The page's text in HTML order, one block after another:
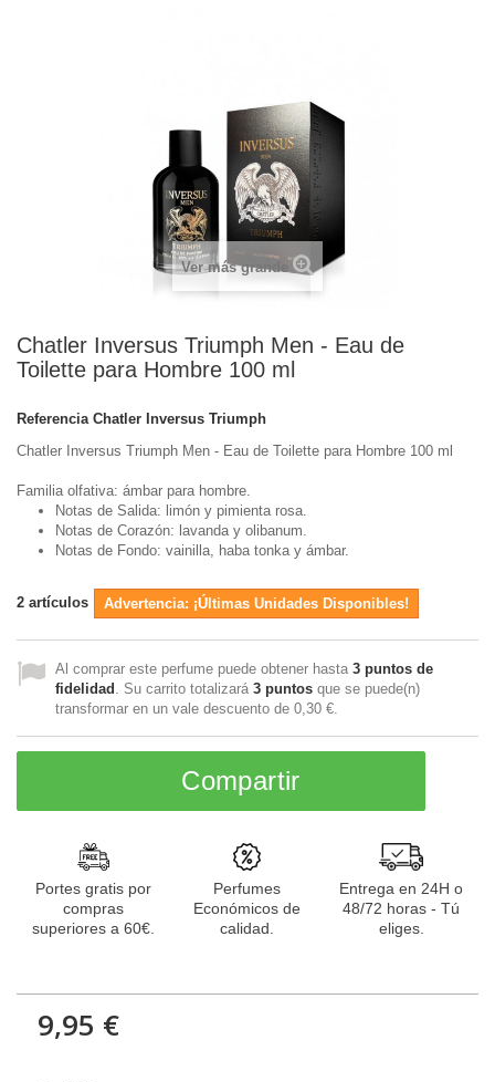
Ver más grande
Chatler Inversus Triumph Men - Eau de
Toilette para Hombre 100 ml
Referencia Chatler Inversus Triumph
Chatler Inversus Triumph Men - Eau de Toilette para Hombre 100 ml
Familia olfativa: ámbar para hombre.
Notas de Salida: limón y pimienta rosa.
Notas de Corazón: lavanda y olibanum.
Notas de Fondo: vainilla, haba tonka y ámbar.
2 artículos Advertencia: ¡Últimas Unidades Disponibles!
Al comprar este perfume puede obtener hasta 3 puntos de
fidelidad . Su carrito totalizará 3 puntos que se puede(n)
transformar en un vale descuento de 0,30 €
Compartir
Portes gratis por
compras
superiores a 60€.
Perfumes
Económicos de
calidad.
Entrega en 24H o
48/72 horas - Tú
eliges.
9,95 €